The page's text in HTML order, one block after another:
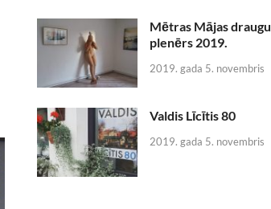
Mētras Mājas draugu
plenērs 2019.
2019. gada 5. novembris
Valdis Līcītis 80
2019. gada 5. novembris